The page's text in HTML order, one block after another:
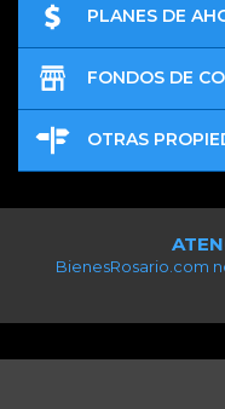
PLANES DE
FONDOS DE
OTRAS
BienesRosario.com